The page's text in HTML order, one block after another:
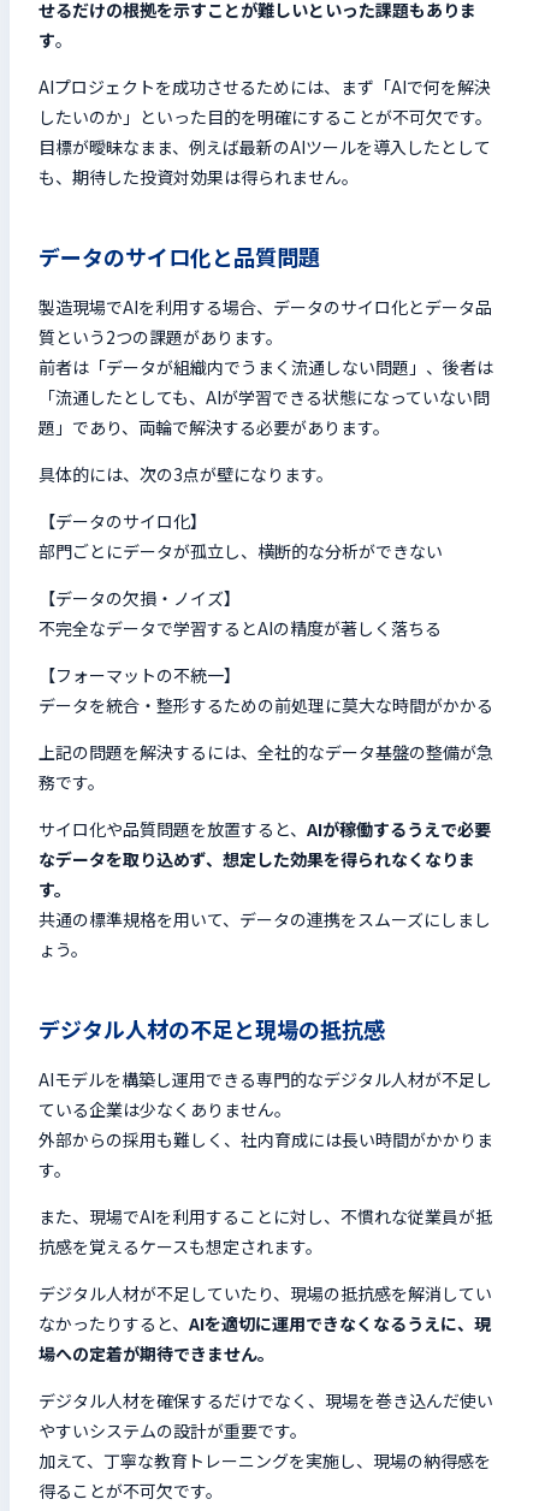
せるだけの根拠を示すことが難しいといった課題もありま
す。
AIプロジェクトを成功させるためには、まず「AIで何を解決
したいのか」といった目的を明確にすることが不可欠です。
目標が曖昧なまま、例えば最新のAIツールを導入したとして
も、期待した投資対効果は得られません。
データのサイロ化と品質問題
製造現場でAIを利用する場合、データのサイロ化とデータ品
質という2つの課題があります。
前者は「データが組織内でうまく流通しない問題」、後者は
「流通したとしても、AIが学習できる状態になっていない問
題」であり、両輪で解決する必要があります。
具体的には、次の3点が壁になります。
【データのサイロ化】
部門ごとにデータが孤立し、横断的な分析ができない
【データの欠損・ノイズ】
不完全なデータで学習するとAIの精度が著しく落ちる
【フォーマットの不統一】
データを統合・整形するための前処理に莫大な時間がかかる
上記の問題を解決するには、全社的なデータ基盤の整備が急
務です。
サイロ化や品質問題を放置すると、 AIが稼働するうえで必要
なデータを取り込めず、想定した効果を得られなくなりま
す。
共通の標準規格を用いて、データの連携をスムーズにしまし
ょう。
デジタル人材の不足と現場の抵抗感
AIモデルを構築し運用できる専門的なデジタル人材が不足し
ている企業は少なくありません。
外部からの採用も難しく、社内育成には長い時間がかかりま
す。
また、現場でAIを利用することに対し、不慣れな従業員が抵
抗感を覚えるケースも想定されます。
デジタル人材が不足していたり、現場の抵抗感を解消してい
なかったりすると、 AIを適切に運用できなくなるうえに、現
場への定着が期待できません。
デジタル人材を確保するだけでなく、現場を巻き込んだ使い
やすいシステムの設計が重要です。
加えて、丁寧な教育トレーニングを実施し、現場の納得感を
得ることが不可欠です。